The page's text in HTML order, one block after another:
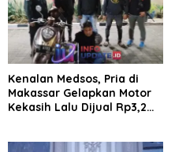
Kenalan Medsos, Pria di
Makassar Gelapkan Motor
Kekasih Lalu Dijual Rp3,2